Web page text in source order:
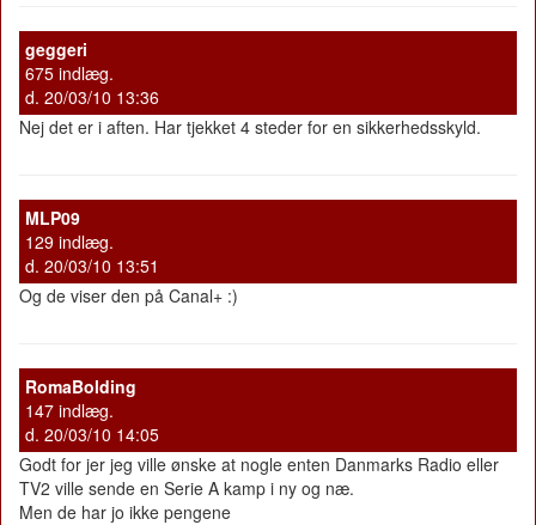
geggeri
675 indlæg.
d. 20/03/10 13:36
Nej det er i aften. Har tjekket 4 steder for en sikkerhedsskyld.
MLP09
129 indlæg.
d. 20/03/10 13:51
Og de viser den på Canal+ :)
RomaBolding
147 indlæg.
d. 20/03/10 14:05
Godt for jer jeg ville ønske at nogle enten Danmarks Radio eller
TV2 ville sende en Serie A kamp i ny og næ.
Men de har jo ikke pengene